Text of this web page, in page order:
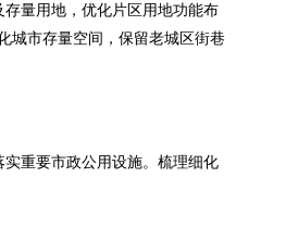
量用地，优化片区用地功能布
城市存量空间，保留老城区街巷
重要市政公用设施。梳理细化